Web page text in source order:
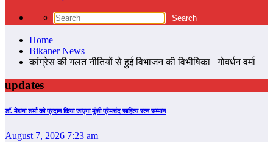
Home
Bikaner News
कांग्रेस की गलत नीतियों से हुई विभाजन की विभीषिका– गोवर्धन वर्मा
updates
डॉ. मेघना शर्मा को प्रदान किया जाएगा मुंशी प्रेमचंद साहित्य रत्न सम्‍मान
August 7, 2026 7:23 am